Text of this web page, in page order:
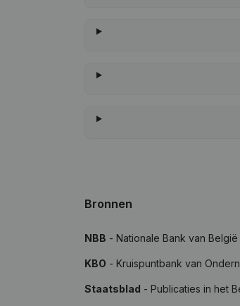
Bronnen
NBB - Nationale Bank van België
KBO - Kruispuntbank van
Staatsblad - Publicaties in het